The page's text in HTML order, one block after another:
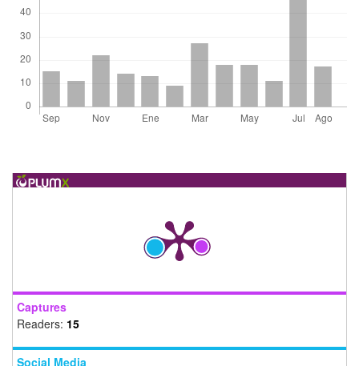
Captures
Readers: 15
Social Media